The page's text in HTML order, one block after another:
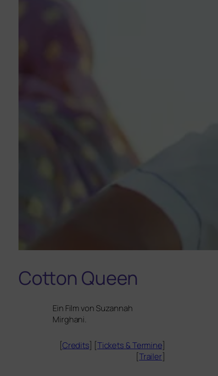
Cotton Queen
Ein Film von Suzannah
Mirghani.
[Credits] [Tickets &Termine]
[Trailer]